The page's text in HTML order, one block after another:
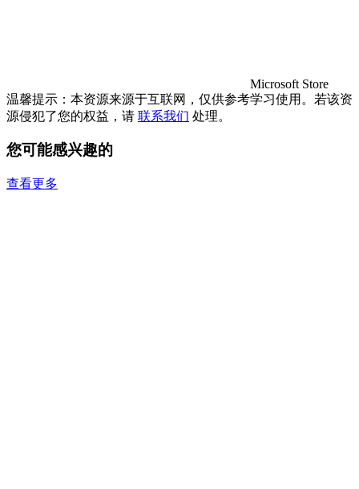
Microsoft Store
温馨提示：本资源来源于互联网，仅供参考学习使用。若该资
源侵犯了您的权益，请 联系我们 处理。
您可能感兴趣的
查看更多